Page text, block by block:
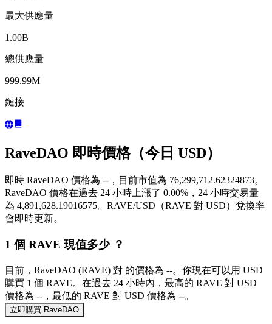
最大供應量
1.00B
總供應量
999.99M
鏈接
RaveDAO 即時價格（今日 USD）
即時 RaveDAO 價格為 --，目前市值為 76,299,712.62324873。
RaveDAO 價格在過去 24 小時上漲了 0.00%，24 小時交易量
為 4,891,628.19016575。RAVE/USD（RAVE 對 USD）兌換率
會即時更新。
1 個 RAVE 現值多少 ？
目前，RaveDAO (RAVE) 對 的價格為 --。你現在可以用 USD
購買 1 個 RAVE。在過去 24 小時內，最高的 RAVE 對 USD
價格為 --，最低的 RAVE 對 USD 價格為 --。
立即購買 RaveDAO